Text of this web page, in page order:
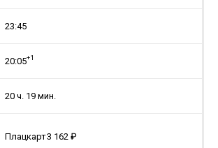
23:45
20:05+1
20 ч. 19 мин.
Плацкарт3 162